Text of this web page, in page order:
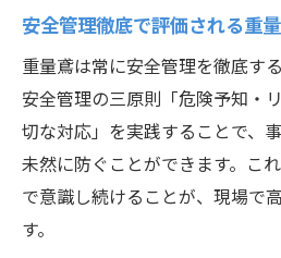
安全管理徹底で評価される重
重量鳶は常に安全管理を徹底す
安全管理の三原則「危険予知・
切な対応」を実践することで、
未然に防ぐことができます。こ
で意識し続けることが、現場で
す。